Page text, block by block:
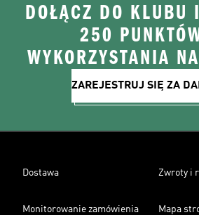
DOŁĄCZ DO KLUBU
250
WYKORZYSTANIA
ZAREJESTRUJ SIĘ ZA
Dostawa Zwroty i
Monitorowanie zamówienia Mapa